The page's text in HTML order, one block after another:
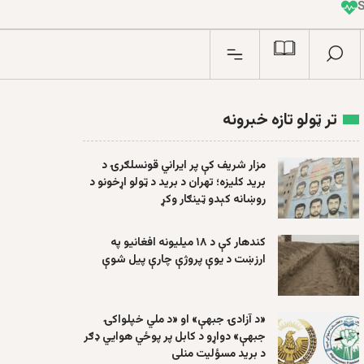
n
I
تر ټولو تازه خبرونه
مزار شریف کې پر ایراني قونسلګرۍ د
برید کلیزه؛ تهران د برید د ټولو اړخونو د
روښانه کېدو ټینګار وکړ
کندهار کې د ۱۸ میلیونه افغانیو په
ارزښت د یوې پروژې چارې پیل شوې
«د آزادۍ جبهې» او «د ملي خپلواکۍ
جبهې» دواړو د کابل پر پوځي هوايي ډګر
د برید مسؤلیت منلی